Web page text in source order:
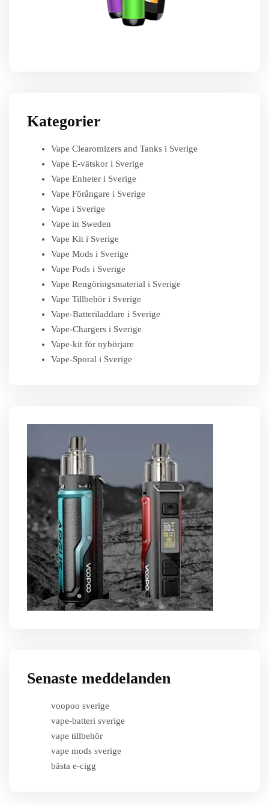
Kategorier
Vape Clearomizers and Tanks i Sverige
Vape E-vätskor i Sverige
Vape Enheter i Sverige
Vape Förångare i Sverige
Vape i Sverige
Vape in Sweden
Vape Kit i Sverige
Vape Mods i Sverige
Vape Pods i Sverige
Vape Rengöringsmaterial i Sverige
Vape Tillbehör i Sverige
Vape-Batteriladdare i Sverige
Vape-Chargers i Sverige
Vape-kit för nybörjare
Vape-Sporal i Sverige
Senaste meddelanden
voopoo sverige
vape-batteri sverige
vape tillbehör
vape mods sverige
bästa e-cigg